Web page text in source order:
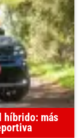
híbrido: más